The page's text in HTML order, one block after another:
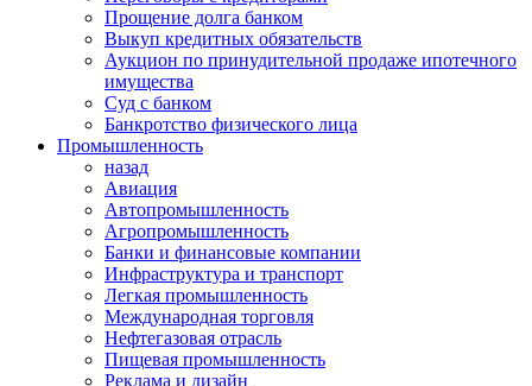
Прощение долга банком
Выкуп кредитных обязательств
Аукцион по принудительной продаже ипотечного
имущества
Суд с банком
Банкротство физического лица
Промышленность
назад
Авиация
Автопромышленность
Агропромышленность
Банки и финансовые компании
Инфраструктура и транспорт
Легкая промышленность
Международная торговля
Нефтегазовая отрасль
Пищевая промышленность
Реклама и дизайн